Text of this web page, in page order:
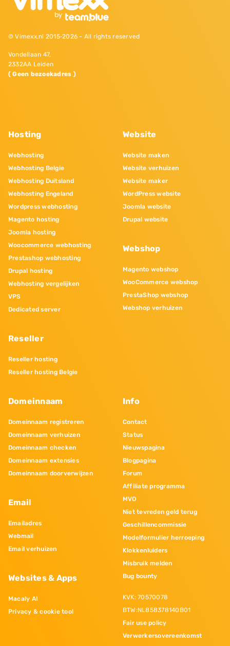
© Vimexx.nl 2015‐2026 - All rights reserved
Vondellaan 47,
2332AA Leiden
( Geen bezoekadres )
Hosting
Webhosting
Webhosting Belgie
Webhosting Duitsland
Webhosting Engeland
Wordpress webhosting
Magento hosting
Joomla hosting
Woocommerce webhosting
Prestashop webhosting
Drupal hosting
Webhosting vergelijken
VPS
Dedicated server
Reseller
Reseller hosting
Reseller hosting Belgie
Website
Website maken
Website verhuizen
Website maker
WordPress website
Joomla website
Drupal website
Webshop
Magento webshop
WooCommerce webshop
PrestaShop webshop
Webshop verhuizen
Domeinnaam
Domeinnaam registreren
Domeinnaam verhuizen
Domeinnaam checken
Domeinnaam extensies
Domeinnaam doorverwijzen
Email
Emailadres
Webmail
Email verhuizen
Websites & Apps
Macaly AI
Privacy & cookie tool
Info
Contact
Status
Nieuwspagina
Blogpagina
Forum
Affiliate programma
MVO
Niet tevreden geld terug
Geschillencommissie
Modelformulier herroeping
Klokkenluiders
Misbruik melden
Bug bounty
KVK: 70570078
BTW:NL858378140B01
Fair use policy
Verwerkersovereenkomst